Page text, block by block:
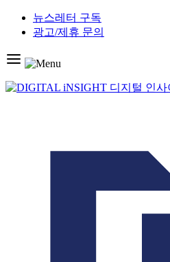
Skip
content
뉴스레터 구독
광고/제휴 문의